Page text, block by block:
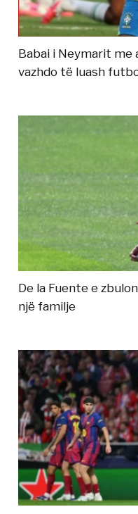
Babai i Neymarit me
vazhdo të luash
De la Fuente e
një familje